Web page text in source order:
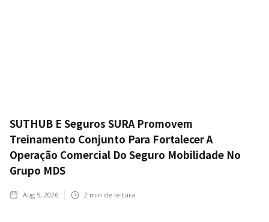
SUTHUB E Seguros SURA Promovem
Treinamento Conjunto Para Fortalecer A
Operação Comercial Do Seguro Mobilidade No
Grupo MDS
Aug 5, 2026 2 min de leitura